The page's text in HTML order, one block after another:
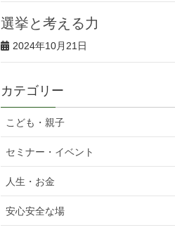
選挙と考える力
2024年10月21日
カテゴリー
こども・親子
セミナー・イベント
人生・お金
安心安全な場